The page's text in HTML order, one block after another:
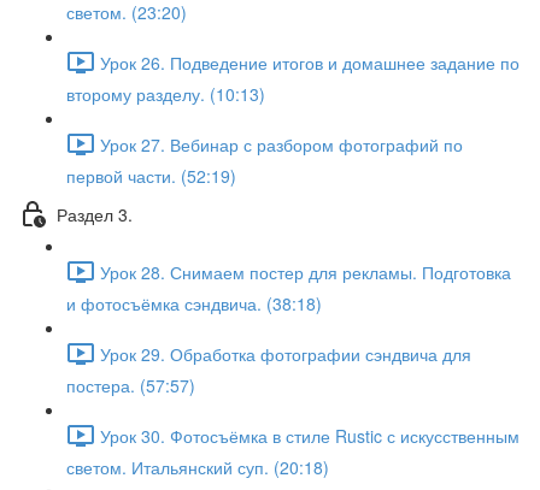
светом. (23:20)
Урок 26. Подведение итогов и домашнее задание по
второму разделу. (10:13)
Урок 27. Вебинар с разбором фотографий по
первой части. (52:19)
Раздел 3.
Урок 28. Снимаем постер для рекламы. Подготовка
и фотосъёмка сэндвича. (38:18)
Урок 29. Обработка фотографии сэндвича для
постера. (57:57)
Урок 30. Фотосъёмка в стиле Rustic с искусственным
светом. Итальянский суп. (20:18)